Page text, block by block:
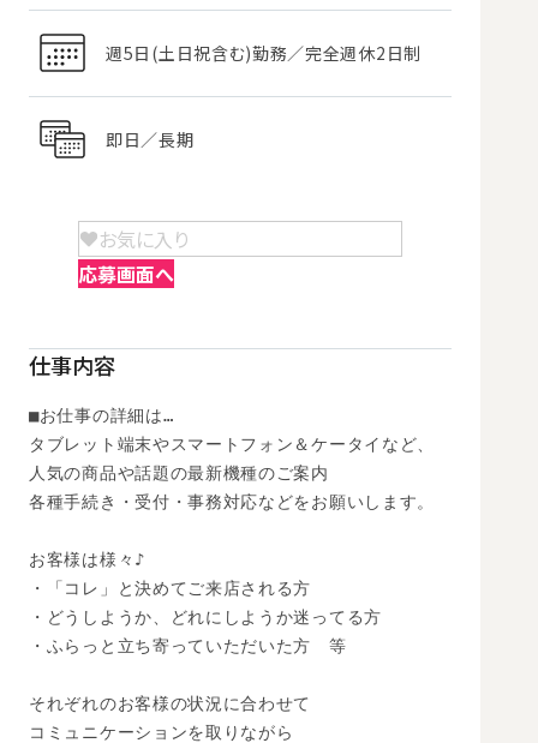
週5日(土日祝含む)勤務／完全週休2日制
即日／長期
お気に入り
応募画面へ
仕事内容
■お仕事の詳細は…
タブレット端末やスマートフォン＆ケータイなど、
人気の商品や話題の最新機種のご案内
各種手続き・受付・事務対応などをお願いします。
お客様は様々♪
・「コレ」と決めてご来店される方
・どうしようか、どれにしようか迷ってる方
・ふらっと立ち寄っていただいた方　等
それぞれのお客様の状況に合わせて
コミュニケーションを取りながら